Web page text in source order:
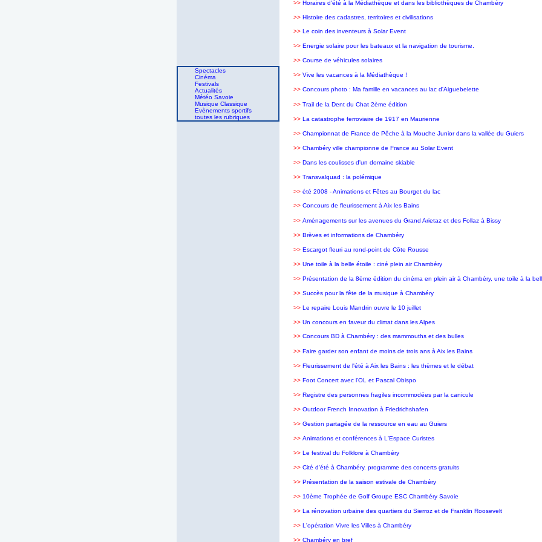
Spectacles
Cinéma
Festivals
Actualités
Météo Savoie
Musique Classique
Evènements sportifs
toutes les rubriques
>> Horaires d'été à la Médiathèque et dans les bibliothèques de Chambéry
>> Histoire des cadastres, territoires et civilisations
>> Le coin des inventeurs à Solar Event
>> Energie solaire pour les bateaux et la navigation de tourisme.
>> Course de véhicules solaires
>> Vive les vacances à la Médiathèque !
>> Concours photo : Ma famille en vacances au lac d'Aiguebelette
>> Trail de la Dent du Chat 2ème édition
>> La catastrophe ferroviaire de 1917 en Maurienne
>> Championnat de France de Pêche à la Mouche Junior dans la vallée du Guiers
>> Chambéry ville championne de France au Solar Event
>> Dans les coulisses d'un domaine skiable
>> Transvalquad : la polémique
>> été 2008 - Animations et Fêtes au Bourget du lac
>> Concours de fleurissement à Aix les Bains
>> Aménagements sur les avenues du Grand Arietaz et des Follaz à Bissy
>> Brèves et informations de Chambéry
>> Escargot fleuri au rond-point de Côte Rousse
>> Une toile à la belle étoile : ciné plein air Chambéry
>> Présentation de la 8ème édition du cinéma en plein air à Chambéry, une toile à la
>> Succès pour la fête de la musique à Chambéry
>> Le repaire Louis Mandrin ouvre le 10 juillet
>> Un concours en faveur du climat dans les Alpes
>> Concours BD à Chambéry : des mammouths et des bulles
>> Faire garder son enfant de moins de trois ans à Aix les Bains
>> Fleurissement de l'été à Aix les Bains : les thèmes et le débat
>> Foot Concert avec l'OL et Pascal Obispo
>> Registre des personnes fragiles incommodées par la canicule
>> Outdoor French Innovation à Friedrichshafen
>> Gestion partagée de la ressource en eau au Guiers
>> Animations et conférences à L'Espace Curistes
>> Le festival du Folklore à Chambéry
>> Cité d'été à Chambéry. programme des concerts gratuits
>> Présentation de la saison estivale de Chambéry
>> 10ème Trophée de Golf Groupe ESC Chambéry Savoie
>> La rénovation urbaine des quartiers du Sierroz et de Franklin Roosevelt
>> L'opération Vivre les Villes à Chambéry
>> Chambéry en bref